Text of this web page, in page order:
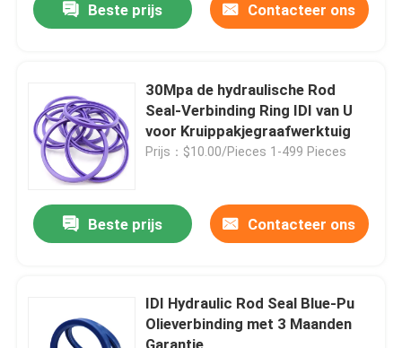
Beste prijs Contacteer ons
30Mpa de hydraulische Rod
Seal-Verbinding Ring IDI van U
voor Kruippakjegraafwerktuig
Prijs：$10.00/Pieces 1-499 Pieces
Beste prijs Contacteer ons
IDI Hydraulic Rod Seal Blue-Pu
Olieverbinding met 3 Maanden